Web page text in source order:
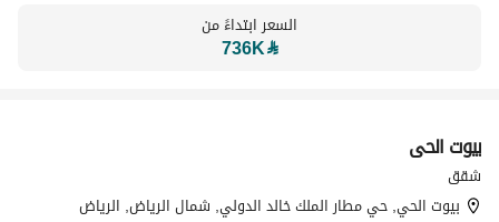
السعر ابتداءً من
⃁
736K
تسويق بواسطة
بيوت الحي
شقق
بيوت الحي, حي مطار الملك خالد الدولي, شمال الرياض, الرياض